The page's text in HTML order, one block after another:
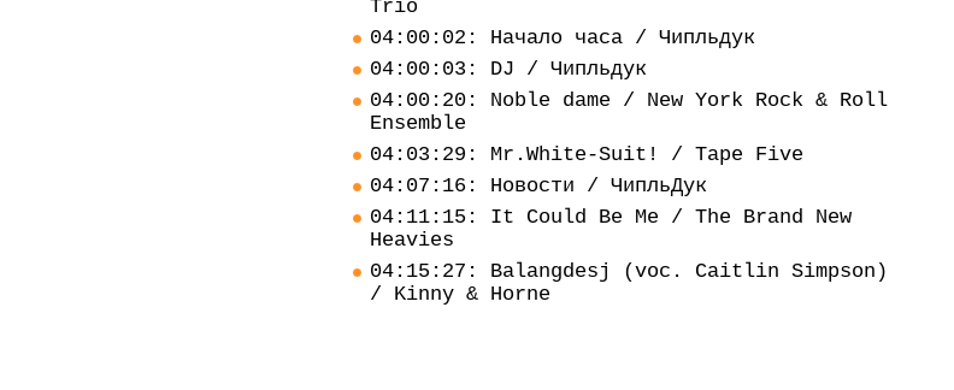
Trio
04:00:02: Начало часа / Чипльдук
04:00:03: DJ / Чипльдук
04:00:20: Noble dame / New York Rock & Roll
Ensemble
04:03:29: Mr.White-Suit! / Tape Five
04:07:16: Новости / ЧипльДук
04:11:15: It Could Be Me / The Brand New
Heavies
04:15:27: Balangdesj (voc. Caitlin Simpson)
/ Kinny & Horne